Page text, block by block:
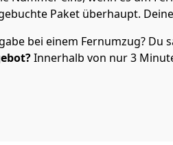
Paket überhaupt.
bei einem Fernumzug?
Innerhalb von nur 3